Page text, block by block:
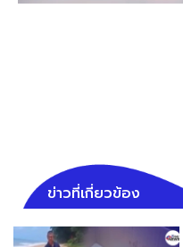
ข่าวที่เกี่ยวข้อง